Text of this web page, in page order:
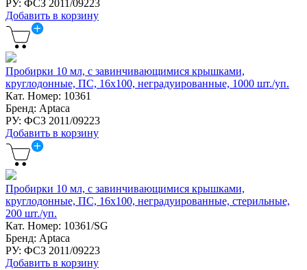
РУ: ФСЗ 2011/09223
Добавить в корзину
Пробирки 10 мл, с завинчивающимися крышками,
круглодонные, ПС, 16х100, неградуированные, 1000 шт./уп.
Кат. Номер: 10361
Бренд: Aptaca
РУ: ФСЗ 2011/09223
Добавить в корзину
Пробирки 10 мл, с завинчивающимися крышками,
круглодонные, ПС, 16х100, неградуированные, стерильные,
200 шт./уп.
Кат. Номер: 10361/SG
Бренд: Aptaca
РУ: ФСЗ 2011/09223
Добавить в корзину